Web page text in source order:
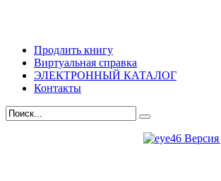
Продлить книгу
Виртуальная справка
ЭЛЕКТРОННЫЙ КАТАЛОГ
Контакты